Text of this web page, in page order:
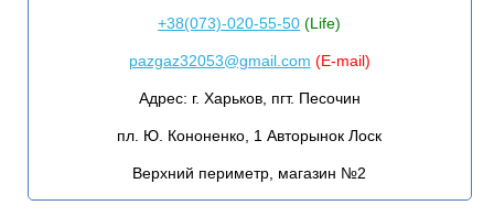
+38(073)-020-55-50 (Life)
pazgaz32053@gmail.com (E-mail)
Адрес: г. Харьков, пгт. Песочин
пл. Ю. Кононенко, 1 Авторынок Лоск
Верхний периметр, магазин №2